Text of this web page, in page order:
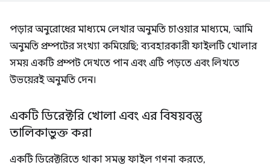
পড়ার অনুরোধের মাধ্যমে লেখার অনুমতি চাওয়ার মাধ্যমে, আমি
অনুমতি প্রম্পটের সংখ্যা কমিয়েছি; ব্যবহারকারী ফাইলটি খোলার
সময় একটি প্রম্পট দেখতে পান এবং এটি পড়তে এবং লিখতে
উভয়েরই অনুমতি দেন।
একটি ডিরেক্টরি খোলা এবং এর বিষয়বস্তু
তালিকাভুক্ত করা
একটি ডিরেক্টরিতে থাকা সমস্ত ফাইল গণনা করতে,